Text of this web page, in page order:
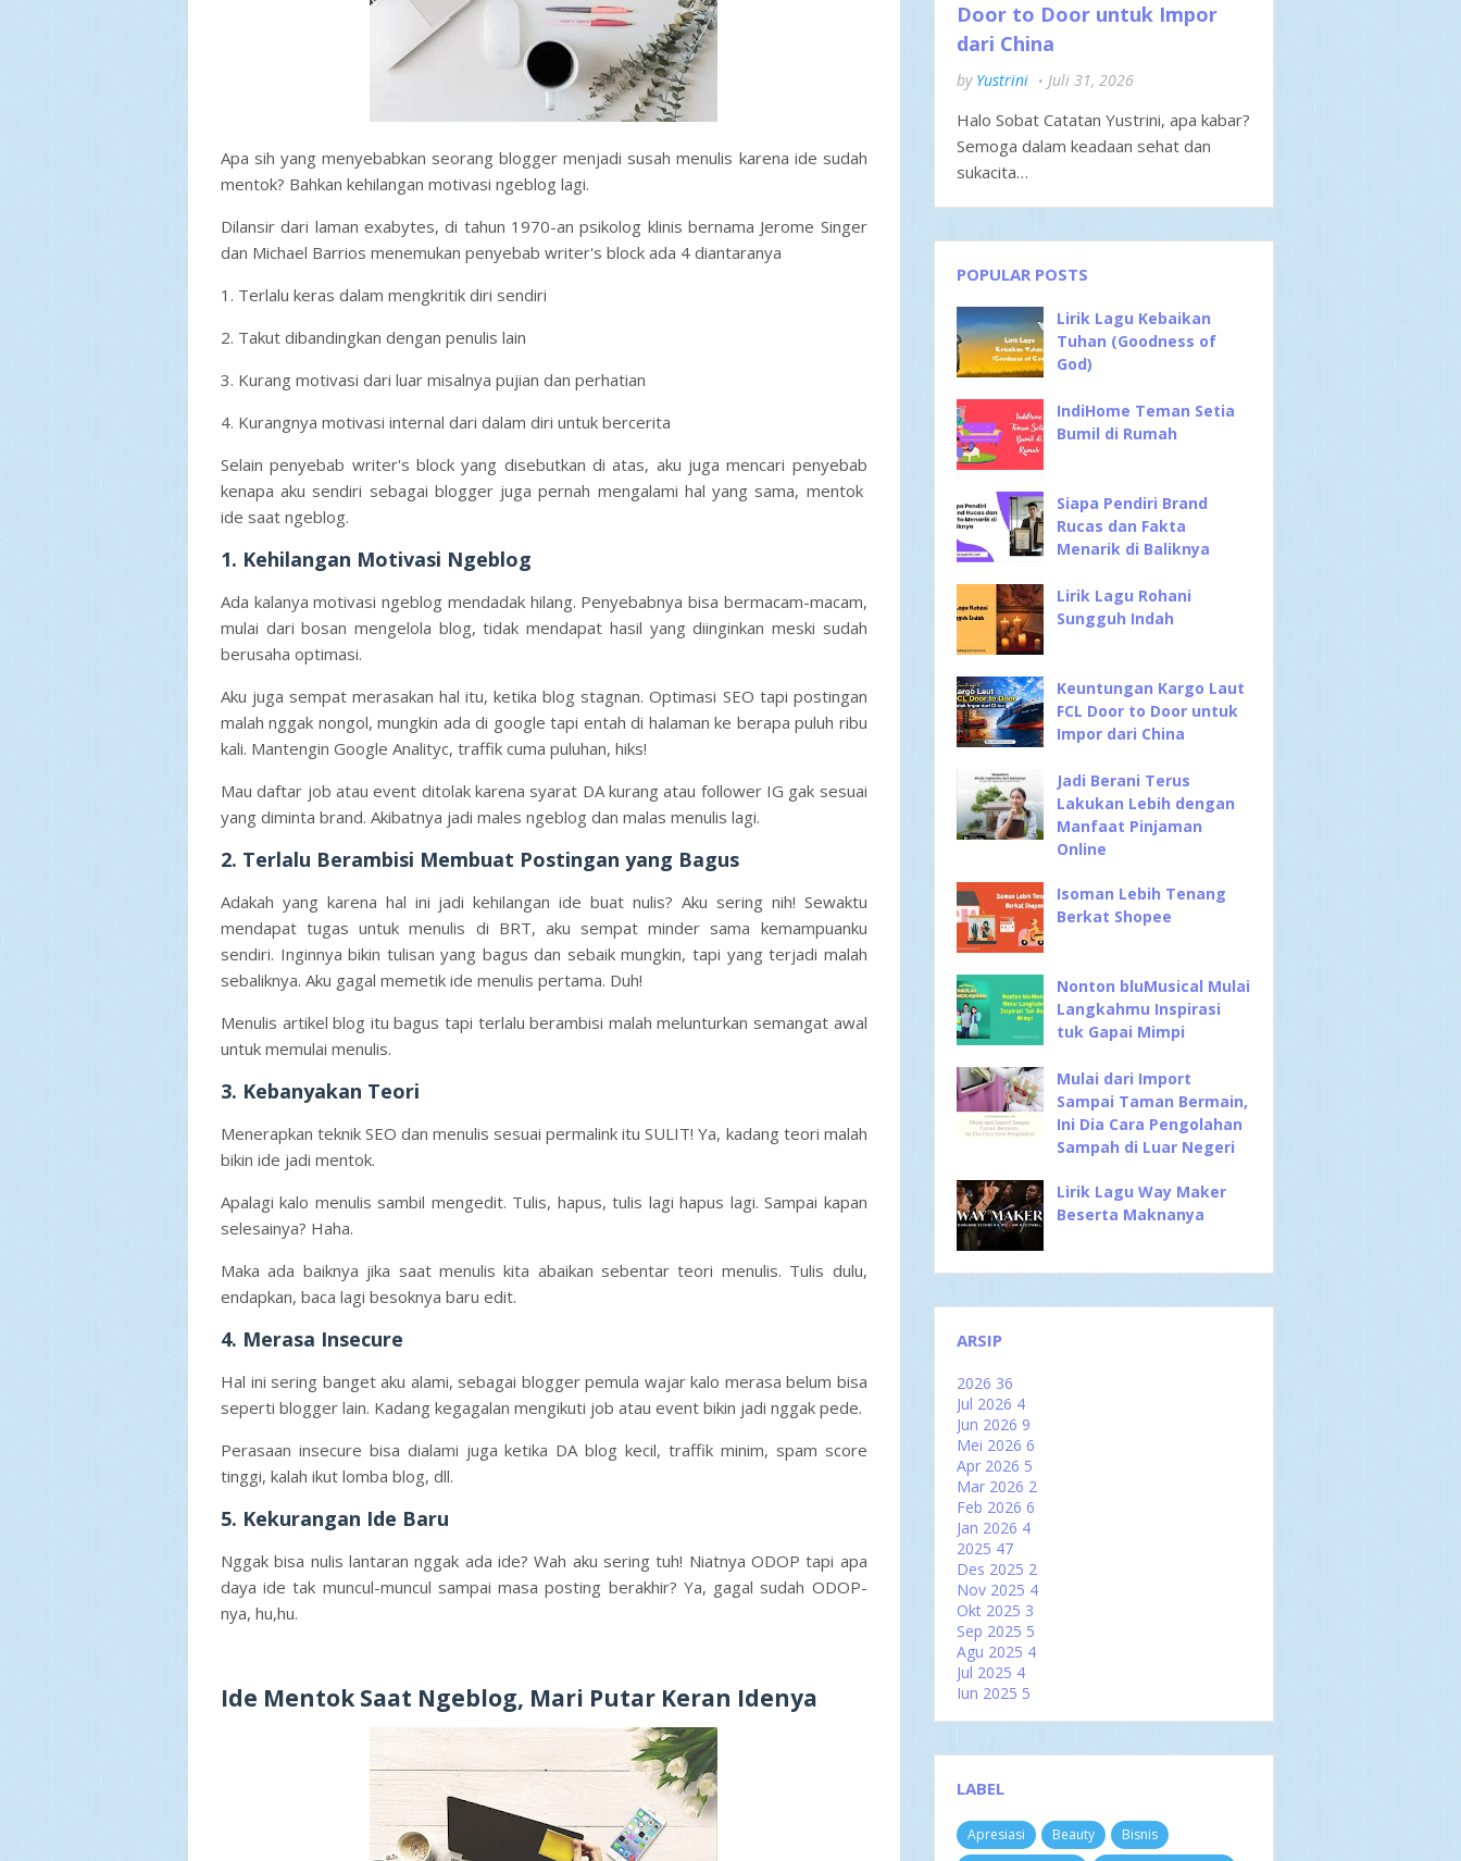
Apa sih yang menyebabkan seorang blogger menjadi susah menulis karena ide sudah
mentok? Bahkan kehilangan motivasi ngeblog lagi.
Dilansir dari laman exabytes, di tahun 1970-an psikolog klinis bernama Jerome Singer
dan Michael Barrios menemukan penyebab writer's block ada 4 diantaranya
1. Terlalu keras dalam mengkritik diri sendiri
2. Takut dibandingkan dengan penulis lain
3. Kurang motivasi dari luar misalnya pujian dan perhatian
4. Kurangnya motivasi internal dari dalam diri untuk bercerita
Selain penyebab writer's block yang disebutkan di atas, aku juga mencari penyebab
kenapa aku sendiri sebagai blogger juga pernah mengalami hal yang sama, mentok
ide saat ngeblog.
1. Kehilangan Motivasi Ngeblog
Ada kalanya motivasi ngeblog mendadak hilang. Penyebabnya bisa bermacam-macam,
mulai dari bosan mengelola blog, tidak mendapat hasil yang diinginkan meski sudah
berusaha optimasi.
Aku juga sempat merasakan hal itu, ketika blog stagnan. Optimasi SEO tapi postingan
malah nggak nongol, mungkin ada di google tapi entah di halaman ke berapa puluh ribu
kali. Mantengin Google Analityc, traffik cuma puluhan, hiks!
Mau daftar job atau event ditolak karena syarat DA kurang atau follower IG gak sesuai
yang diminta brand. Akibatnya jadi males ngeblog dan malas menulis lagi.
2. Terlalu Berambisi Membuat Postingan yang Bagus
Adakah yang karena hal ini jadi kehilangan ide buat nulis? Aku sering nih! Sewaktu
mendapat tugas untuk menulis di BRT, aku sempat minder sama kemampuanku
sendiri. Inginnya bikin tulisan yang bagus dan sebaik mungkin, tapi yang terjadi malah
sebaliknya. Aku gagal memetik ide menulis pertama. Duh!
Menulis artikel blog itu bagus tapi terlalu berambisi malah melunturkan semangat awal
untuk memulai menulis.
3. Kebanyakan Teori
Menerapkan teknik SEO dan menulis sesuai permalink itu SULIT! Ya, kadang teori malah
bikin ide jadi mentok.
Apalagi kalo menulis sambil mengedit. Tulis, hapus, tulis lagi hapus lagi. Sampai kapan
selesainya? Haha.
Maka ada baiknya jika saat menulis kita abaikan sebentar teori menulis. Tulis dulu,
endapkan, baca lagi besoknya baru edit.
4. Merasa Insecure
Hal ini sering banget aku alami, sebagai blogger pemula wajar kalo merasa belum bisa
seperti blogger lain. Kadang kegagalan mengikuti job atau event bikin jadi nggak pede.
Perasaan insecure bisa dialami juga ketika DA blog kecil, traffik minim, spam score
tinggi, kalah ikut lomba blog, dll.
5. Kekurangan Ide Baru
Nggak bisa nulis lantaran nggak ada ide? Wah aku sering tuh! Niatnya ODOP tapi apa
daya ide tak muncul-muncul sampai masa posting berakhir? Ya, gagal sudah ODOP-
nya, hu,hu.
Ide Mentok Saat Ngeblog, Mari Putar Keran Idenya
Door to Door untuk Impor
dari China
by Yustrini Juli 31, 2026
Halo Sobat Catatan Yustrini, apa kabar?
Semoga dalam keadaan sehat dan
sukacita…
POPULAR POSTS
Lirik Lagu Kebaikan
Tuhan (Goodness of
God)
IndiHome Teman Setia
Bumil di Rumah
Siapa Pendiri Brand
Rucas dan Fakta
Menarik di Baliknya
Lirik Lagu Rohani
Sungguh Indah
Keuntungan Kargo Laut
FCL Door to Door untuk
Impor dari China
Jadi Berani Terus
Lakukan Lebih dengan
Manfaat Pinjaman
Online
Isoman Lebih Tenang
Berkat Shopee
Nonton bluMusical Mulai
Langkahmu Inspirasi
tuk Gapai Mimpi
Mulai dari Import
Sampai Taman Bermain,
Ini Dia Cara Pengolahan
Sampah di Luar Negeri
Lirik Lagu Way Maker
Beserta Maknanya
ARSIP
2026 36
Jul 2026 4
Jun 2026 9
Mei 2026 6
Apr 2026 5
Mar 2026 2
Feb 2026 6
Jan 2026 4
2025 47
Des 2025 2
Nov 2025 4
Okt 2025 3
Sep 2025 5
Agu 2025 4
Jul 2025 4
Jun 2025 5
Mar 20256
Jan 2025
202460
Des 2024 3
LABEL
Apresiasi Beauty
Bisnis